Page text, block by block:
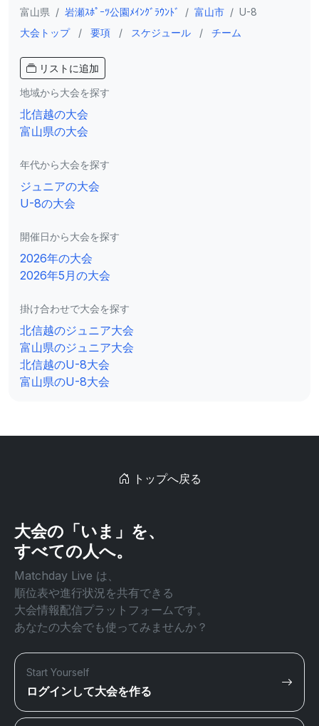
富山県 / 岩瀬ｽﾎﾟｰﾂ公園ﾒｲﾝｸﾞﾗｳﾝﾄﾞ / 富山市 / U-8
大会トップ
/ 要項 / スケジュール / チーム
リストに追加
地域から大会を探す
北信越の大会
富山県の大会
年代から大会を探す
ジュニアの大会
U-8の大会
開催日から大会を探す
2026年の大会
2026年5月の大会
掛け合わせで大会を探す
北信越のジュニア大会
富山県のジュニア大会
北信越のU-8大会
富山県のU-8大会
トップへ戻る
大会の「いま」を、
すべての人へ。
Matchday Live は、
順位表や進行状況を共有できる
大会情報配信プラットフォームです。
あなたの大会でも使ってみませんか？
Start Yourself
ログインして大会を作る